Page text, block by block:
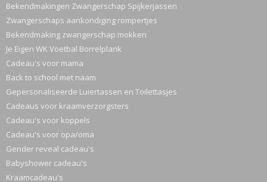
Bekendmakingen Zwangerschap Spijkerjassen
Zwangerschaps aankondiging rompertjes
Bekendmaking zwangerschap mokken
Je Eigen WK Voetbal Borrelplank
Cadeau's voor mama
Back to school met naam
Gepersonaliseerde Luiertassen en Toilettasjes
Cadeaus voor kraamverzorgsters
Cadeau's voor koppels
Cadeau's voor opa/oma
Gender reveal cadeau's
Babyshower cadeau's
Kraamcadeau's